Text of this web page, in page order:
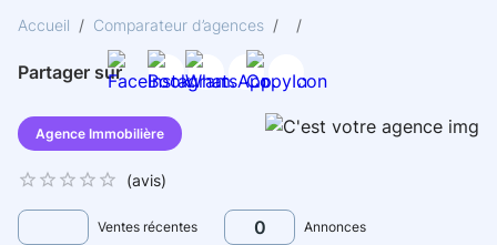
Accueil / Comparateur d’agences / /
Partager sur
Agence Immobilière
(avis)
Ventes récentes 0 Annonces